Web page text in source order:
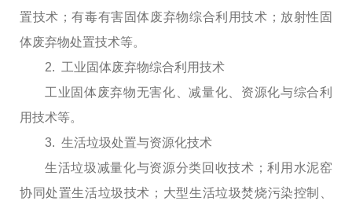
置技术；有毒有害固体废弃物综合利用技术；放射性固
体废弃物处置技术等。
2. 工业固体废弃物综合利用技术
工业固体废弃物无害化、减量化、资源化与综合利
用技术等。
3. 生活垃圾处置与资源化技术
生活垃圾减量化与资源分类回收技术；利用水泥窑
协同处置生活垃圾技术；大型生活垃圾焚烧污染控制、